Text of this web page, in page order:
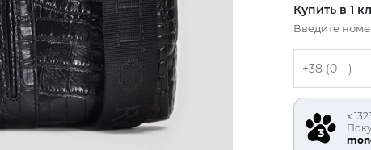
Купить в 1
Введите
х